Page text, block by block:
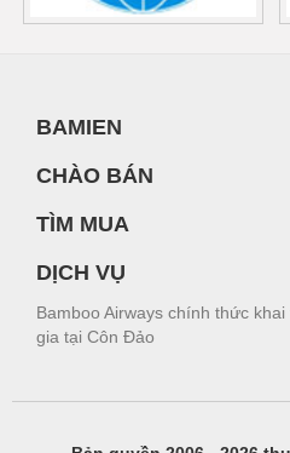
BAMIEN
CHÀO BÁN
TÌM MUA
DỊCH VỤ
Bamboo Airways chính thức
gia tại Côn Đảo